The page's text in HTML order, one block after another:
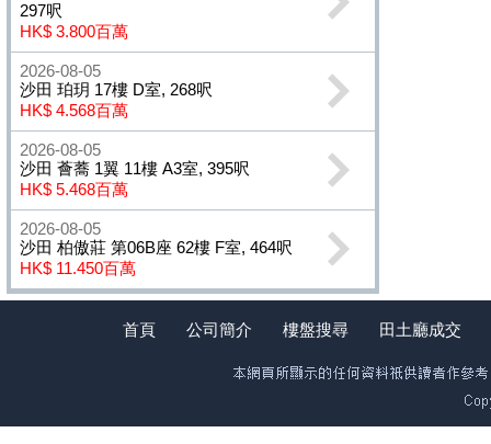
297呎
HK$ 3.800百萬
2026-08-05
沙田 珀玥 17樓 D室, 268呎
HK$ 4.568百萬
2026-08-05
沙田 薈蕎 1翼 11樓 A3室, 395呎
HK$ 5.468百萬
2026-08-05
沙田 柏傲莊 第06B座 62樓 F室, 464呎
HK$ 11.450百萬
首頁 公司簡介 樓盤搜尋 田土廳成交